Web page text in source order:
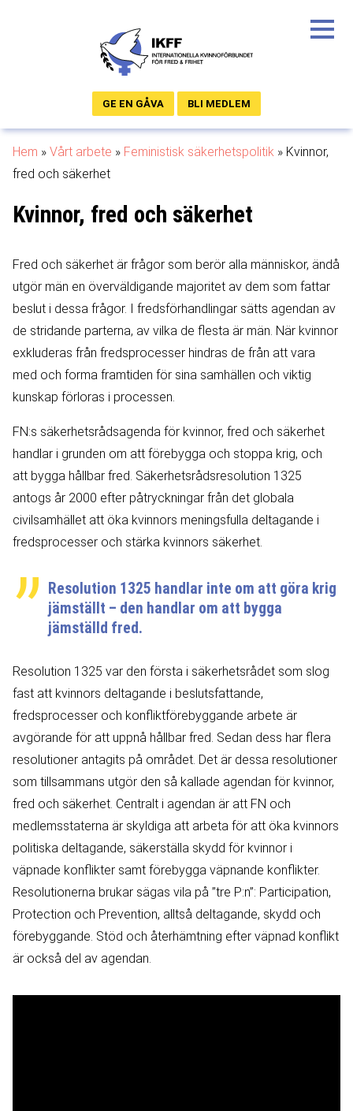
BLI MEDLEM
GE EN GÅVA
Hem » Vårt arbete » Feministisk säkerhetspolitik » Kvinnor,
fred och säkerhet
Kvinnor, fred och säkerhet
Fred och säkerhet är frågor som berör alla människor, ändå
utgör män en överväldigande majoritet av dem som fattar
beslut i dessa frågor. I fredsförhandlingar sätts agendan av
de stridande parterna, av vilka de flesta är män. När kvinnor
exkluderas från fredsprocesser hindras de från att vara
med och forma framtiden för sina samhällen och viktig
kunskap förloras i processen.
FN:s säkerhetsrådsagenda för kvinnor, fred och säkerhet
handlar i grunden om att förebygga och stoppa krig, och
att bygga hållbar fred. Säkerhetsrådsresolution 1325
antogs år 2000 efter påtryckningar från det globala
civilsamhället att öka kvinnors meningsfulla deltagande i
fredsprocesser och stärka kvinnors säkerhet.
Resolution 1325 handlar inte om att göra krig
jämställt – den handlar om att bygga
jämställd fred.
Resolution 1325 var den första i säkerhetsrådet som slog
fast att kvinnors deltagande i beslutsfattande,
fredsprocesser och konfliktförebyggande arbete är
avgörande för att uppnå hållbar fred. Sedan dess har flera
resolutioner antagits på området. Det är dessa resolutioner
som tillsammans utgör den så kallade agendan för kvinnor,
fred och säkerhet. Centralt i agendan är att FN och
medlemsstaterna är skyldiga att arbeta för att öka kvinnors
politiska deltagande, säkerställa skydd för kvinnor i
väpnade konflikter samt förebygga väpnande konflikter.
Resolutionerna brukar sägas vila på ”tre P:n”: Participation,
Protection och Prevention, alltså deltagande, skydd och
förebyggande. Stöd och återhämtning efter väpnad konflikt
är också del av agendan.